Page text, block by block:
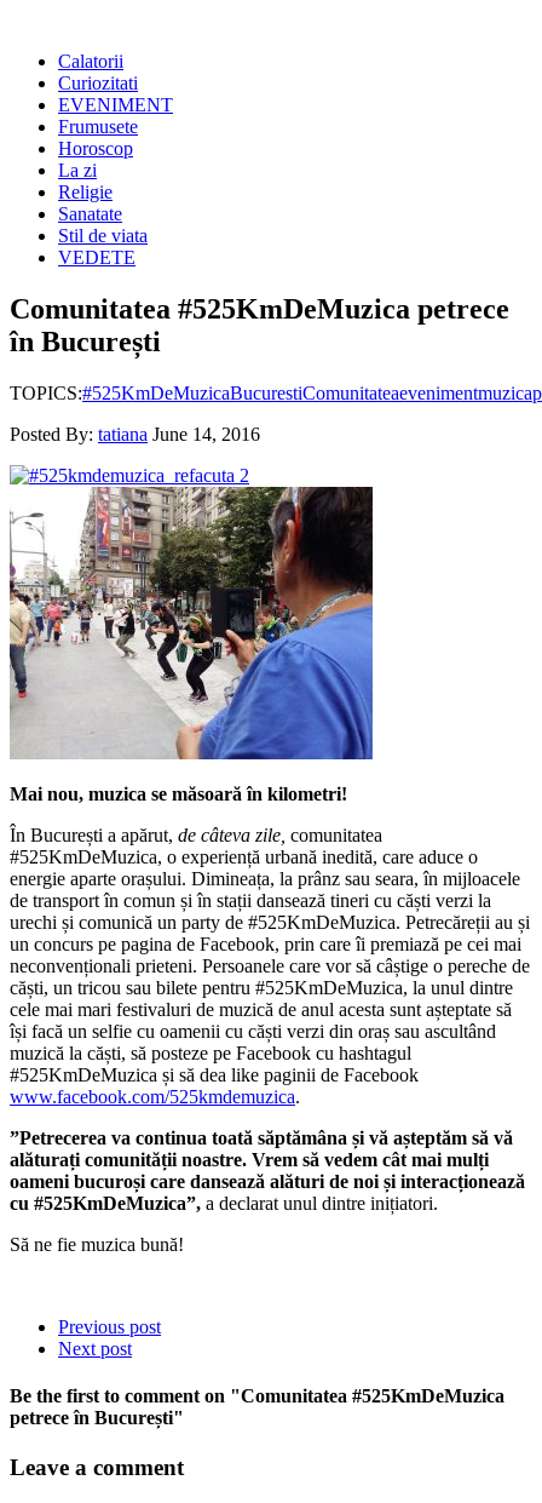
Calatorii
Curiozitati
EVENIMENT
Frumusete
Horoscop
La zi
Religie
Sanatate
Stil de viata
VEDETE
Comunitatea #525KmDeMuzica petrece
în București
TOPICS:#525KmDeMuzicaBucurestiComunitateaevenimentmuzica
Posted By: tatiana June 14, 2016
Mai nou, muzica se măsoară în kilometri!
În București a apărut, de câteva zile, comunitatea
#525KmDeMuzica, o experiență urbană inedită, care aduce o
energie aparte orașului. Dimineața, la prânz sau seara, în mijloacele
de transport în comun și în stații dansează tineri cu căști verzi la
urechi și comunică un party de #525KmDeMuzica. Petrecăreții au și
un concurs pe pagina de Facebook, prin care îi premiază pe cei mai
neconvenționali prieteni. Persoanele care vor să câștige o pereche de
căști, un tricou sau bilete pentru #525KmDeMuzica, la unul dintre
cele mai mari festivaluri de muzică de anul acesta sunt așteptate să
își facă un selfie cu oamenii cu căști verzi din oraș sau ascultând
muzică la căști, să posteze pe Facebook cu hashtagul
#525KmDeMuzica și să dea like paginii de Facebook
www.facebook.com/525kmdemuzica.
”Petrecerea va continua toată săptămâna și vă așteptăm să vă
alăturați comunității noastre. Vrem să vedem cât mai mulți
oameni bucuroși care dansează alături de noi și interacționează
cu #525KmDeMuzica”, a declarat unul dintre inițiatori.
Să ne fie muzica bună!
Previous post
Next post
Be the first to comment on "Comunitatea #525KmDeMuzica
petrece în București"
Leave a comment